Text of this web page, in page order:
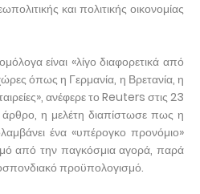
και πολιτικής οικονομίας
είναι «λίγο διαφορετικά από
όπως η Γερμανία, η Βρετανία, η
ανέφερε το Reuters στις 23
η μελέτη διαπίστωσε πως η
ένα «υπέρογκο προνόμιο»
από την παγκόσμια αγορά, παρά
προϋπολογισμό.